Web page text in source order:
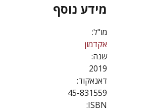
מידע נוסף
מו"ל:
אקדמון
שנה:
2019
דאנאקוד:
45-831559
ISBN: